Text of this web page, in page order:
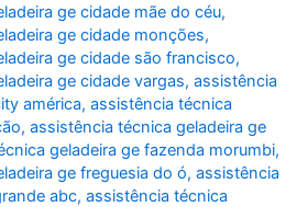
ge cidade mãe do céu,
ge cidade monções,
ge cidade são francisco,
ge cidade vargas,assistência
américa,assistência técnica
,assistência técnica geladeira ge
geladeira ge fazenda morumbi,
ge freguesia do ó,assistência
abc,assistência técnica